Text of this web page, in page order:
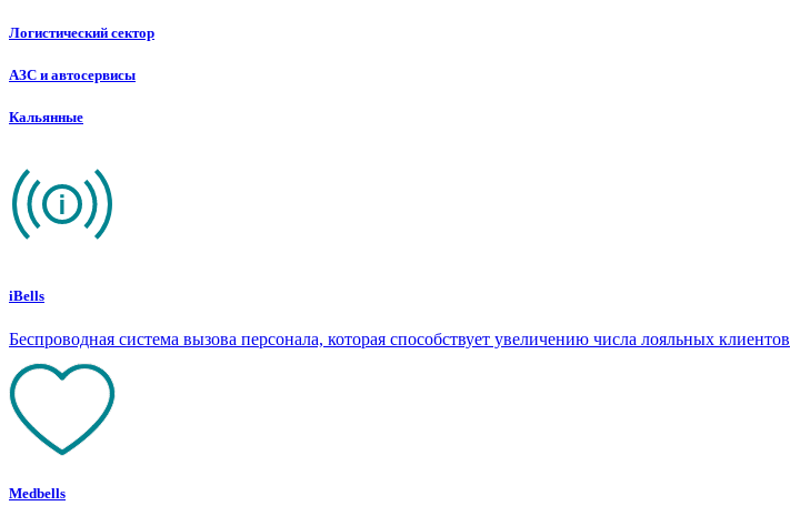
Логистический сектор
АЗС и автосервисы
Кальянные
iBells
Беспроводная система вызова персонала, которая способствует увеличению числа лояльных клиентов
Medbells